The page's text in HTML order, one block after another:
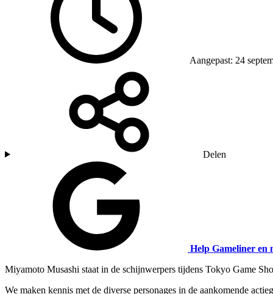
Aangepast: 24
Delen
Help Gameliner en
Miyamoto Musashi staat in de schijnwerpers tijdens Tokyo Game
We maken kennis met de diverse personages in de aankomende